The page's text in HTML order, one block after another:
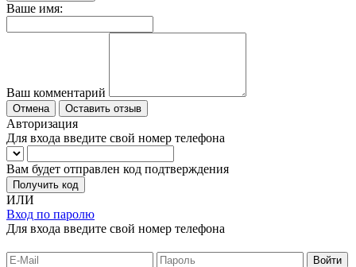
Ваше имя:
Ваш комментарий
Отмена Оставить отзыв
Авторизация
Для входа введите свой номер телефона
Вам будет отправлен код подтверждения
Получить код
ИЛИ
Вход по паролю
Для входа введите свой номер телефона